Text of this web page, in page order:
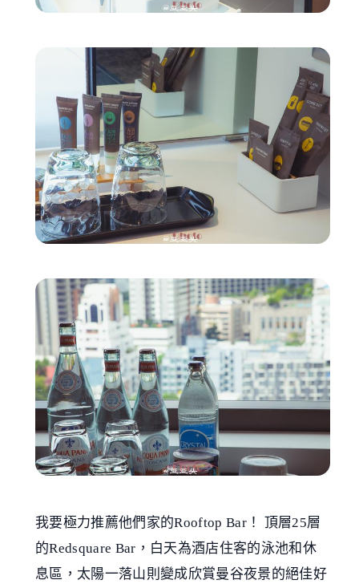
我要極力推薦他們家的Rooftop Bar！ 頂層25層
的Redsquare Bar，白天為酒店住客的泳池和休
息區，太陽一落山則變成欣賞曼谷夜景的絕佳好